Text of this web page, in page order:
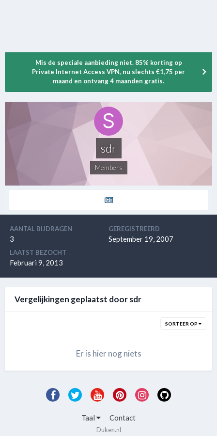
Mis de speciale aanbieding niet. 85% korting op
Private Internet Access VPN, nu slechts €1,75 per
maand en ontvang 4 maanden gratis.
sdr
Members
AANTAL BIJDRAGEN
3
GEREGISTREERD
September 19, 2007
LAATST BEZOCHT
Februari 9, 2013
Vergelijkingen geplaatst door sdr
SORTEER OP
Er is hier nog niets
Taal Contact
Duken.nl